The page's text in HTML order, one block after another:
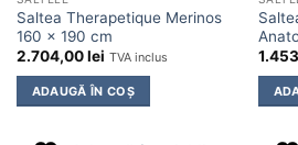
Saltea Therapetique Merinos
160 x 190 cm
2.704,00lei TVA inclus
ADAUGĂ ÎN COȘ